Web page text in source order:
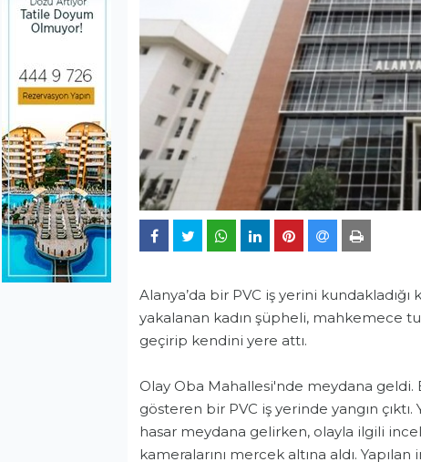
Alanya’da bir PVC iş yerini
yakalanan kadın şüpheli, mahkemece
geçirip kendini yere attı.
Olay Oba Mahallesi'nde meydana
gösteren bir PVC iş yerinde yangın
hasar meydana gelirken, olayla ilgili
kameralarını mercek altına aldı.